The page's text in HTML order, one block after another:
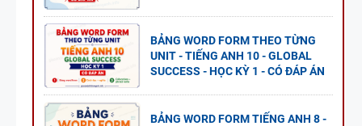
BẢNG WORD FORM THEO TỪNG
UNIT - TIẾNG ANH 10 - GLOBAL
SUCCESS - HỌC KỲ 1 - CÓ ĐÁP ÁN
BẢNG WORD FORM TIẾNG ANH 8 -